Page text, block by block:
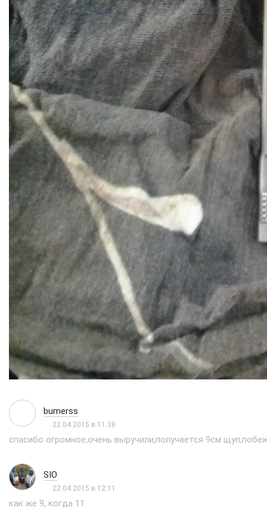
bumerss
22.04.2015 в 11:38
спасибо огромное,очень выручили,получается 9см
SIO
22.04.2015 в 12:11
как же 9, когда 11